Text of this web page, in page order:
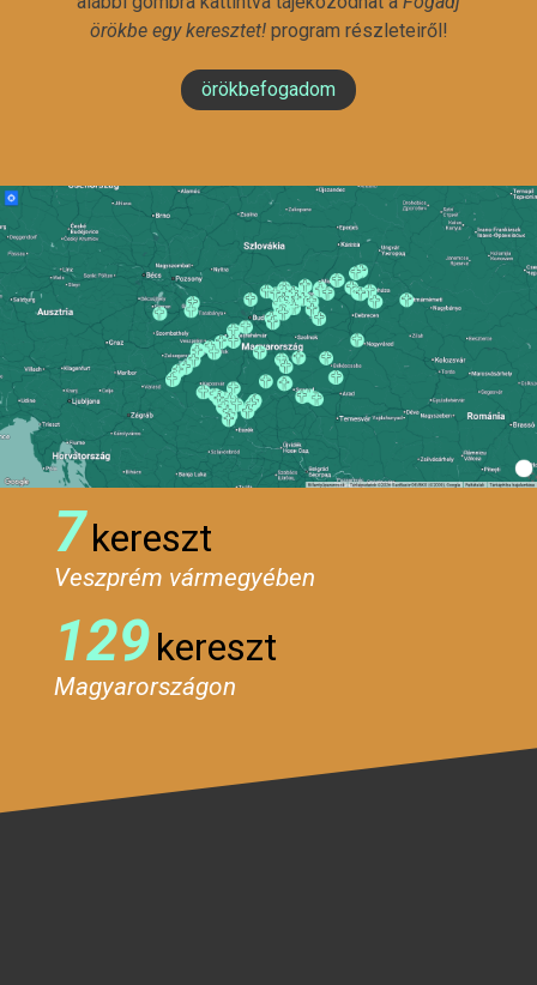
örökbe egy keresztet!program részleteiről!
örökbefogadom
7kereszt
Veszprém vármegyében
129kereszt
Magyarországon